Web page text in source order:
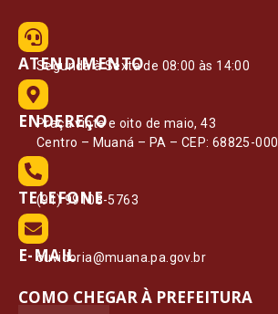
ATENDIMENTO
Segunda à Sexta de 08:00 às 14:00
ENDEREÇO
Praça vinte e oito de maio, 43
Centro – Muaná – PA – CEP: 68825-000
TELEFONE
(91) 99108-5763
E-MAIL
ouvidoria@muana.pa.gov.br
COMO CHEGAR À PREFEITURA